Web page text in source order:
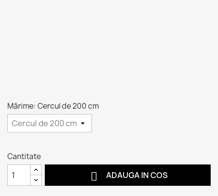
Mărime: Cercul de 200 cm
Cantitate
 ADAUGA IN COS